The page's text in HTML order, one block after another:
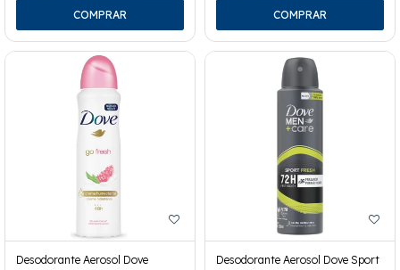
Desodorante Aerosol Dove
Desodorante Aerosol Dove Sport